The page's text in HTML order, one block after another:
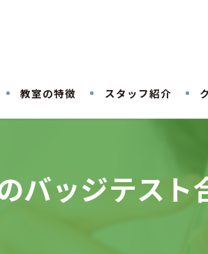
教室の特徴 スタッフ紹介
バッジテス